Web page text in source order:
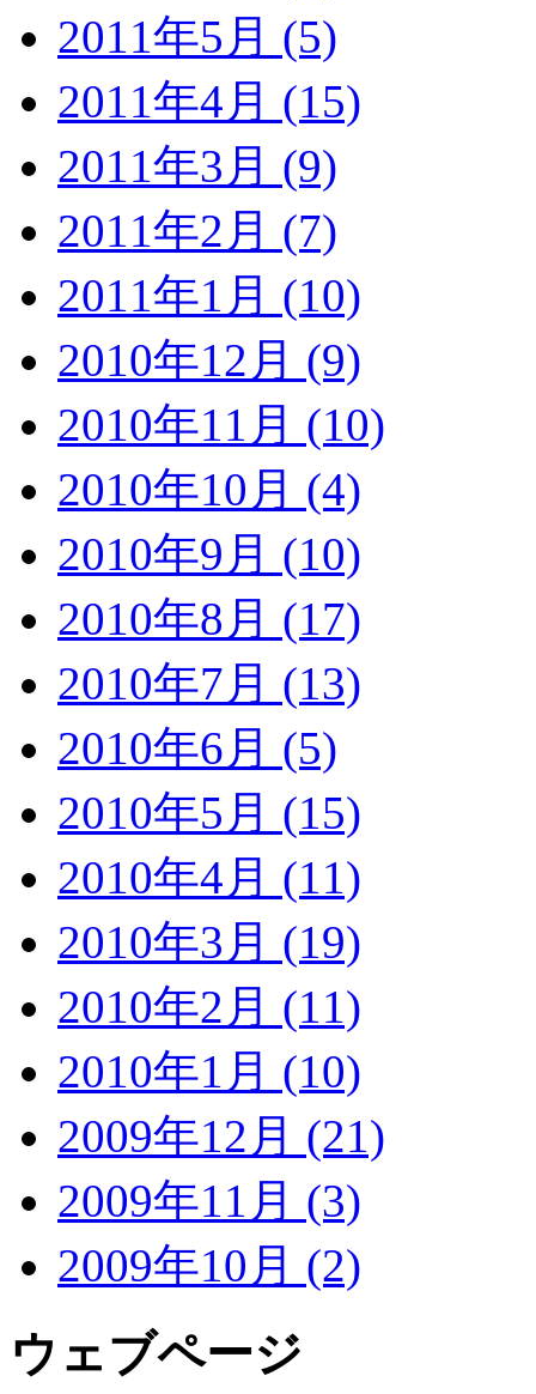
2011年5月 (5)
2011年4月 (15)
2011年3月 (9)
2011年2月 (7)
2011年1月 (10)
2010年12月 (9)
2010年11月 (10)
2010年10月 (4)
2010年9月 (10)
2010年8月 (17)
2010年7月 (13)
2010年6月 (5)
2010年5月 (15)
2010年4月 (11)
2010年3月 (19)
2010年2月 (11)
2010年1月 (10)
2009年12月 (21)
2009年11月 (3)
2009年10月 (2)
ウェブページ